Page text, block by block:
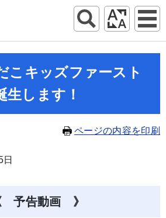
こキッズファースト
生します！
ページの内容を印刷
予告動画 》